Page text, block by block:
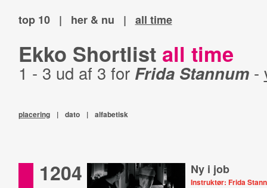
top 10 | her & nu | all time
Ekko Shortlist all time
1 - 3 ud af 3 for Frida Stannum-
placering | dato | alfabetisk
1204 Ny i job
Instruktør: Frida